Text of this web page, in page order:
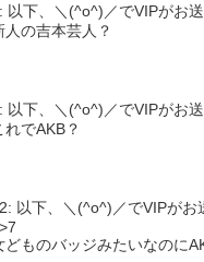
以下、＼(^o^)／でVIPがお
人の吉本芸人？
以下、＼(^o^)／でVIPがお
れでAKB？
以下、＼(^o^)／でVIPが
どものバッジみたいなのに